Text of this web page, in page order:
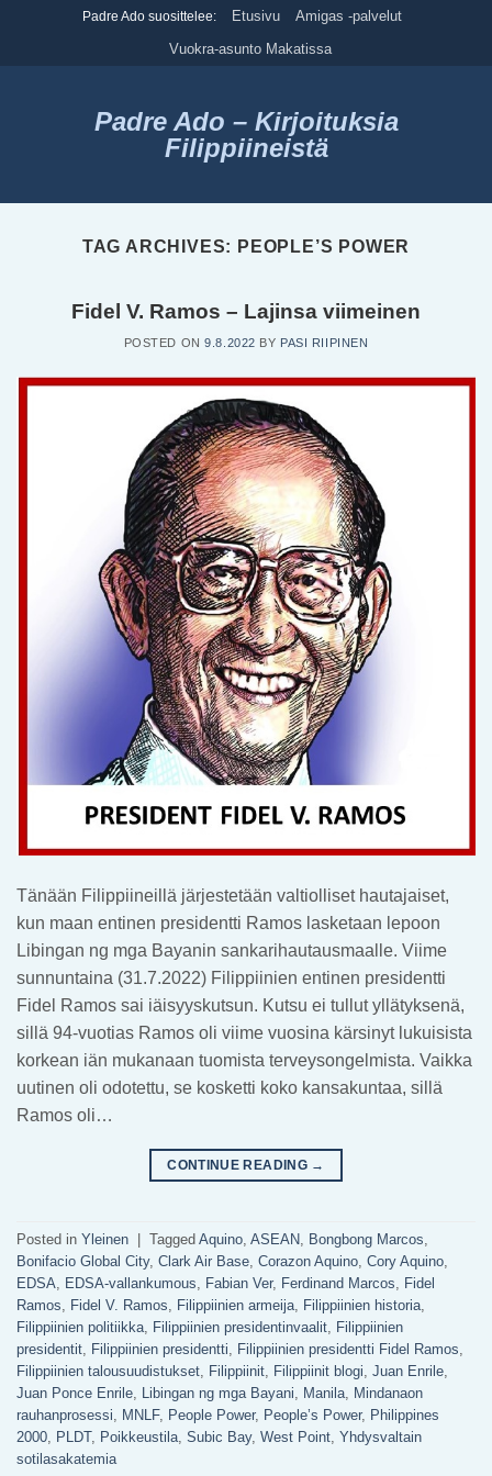
Padre Ado suosittelee: Etusivu
Amigas -palvelut
Vuokra-asunto Makatissa
Padre Ado – Kirjoituksia
Filippiineistä
TAG ARCHIVES: PEOPLE’S POWER
Fidel V. Ramos – Lajinsa viimeinen
POSTED ON9.8.2022 BY PASI RIIPINEN
Tänään Filippiineillä järjestetään valtiolliset hautajaiset,
kun maan entinen presidentti Ramos lasketaan lepoon
Libingan ng mga Bayanin sankarihautausmaalle. Viime
sunnuntaina (31.7.2022) Filippiinien entinen presidentti
Fidel Ramos sai iäisyyskutsun. Kutsu ei tullut yllätyksenä,
sillä 94-vuotias Ramos oli viime vuosina kärsinyt lukuisista
korkean iän mukanaan tuomista terveysongelmista. Vaikka
uutinen oli odotettu, se kosketti koko kansakuntaa, sillä
Ramos oli…
CONTINUE READING →
Posted in Yleinen Tagged Aquino, ASEAN, Bongbong Marcos,
Bonifacio Global City, Clark Air Base, Corazon Aquino, Cory Aquino,
EDSA, EDSA-vallankumous, Fabian Ver, Ferdinand Marcos, Fidel
Ramos, Fidel V. Ramos, Filippiinien armeija, Filippiinien historia,
Filippiinien politiikka, Filippiinien presidentinvaalit, Filippiinien
presidentit, Filippiinien presidentti, Filippiinien presidentti Fidel Ramos,
Filippiinien talousuudistukset, Filippiinit, Filippiinit blogi, Juan Enrile,
Juan Ponce Enrile, Libingan ng mga Bayani, Manila, Mindanaon
rauhanprosessi, MNLF, People Power, People’s Power, Philippines
2000, PLDT, Poikkeustila, Subic Bay, West Point, Yhdysvaltain
sotilasakatemia